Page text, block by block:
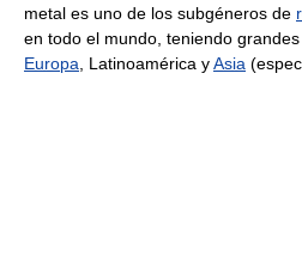
metal es uno de los subgéneros de
en todo el mundo, teniendo
Europa, Latinoamérica yAsia